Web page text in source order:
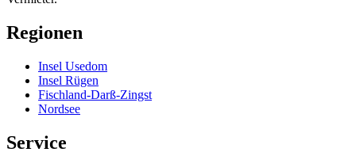
Regionen
Insel Usedom
Insel Rügen
Fischland-Darß-Zingst
Nordsee
Service